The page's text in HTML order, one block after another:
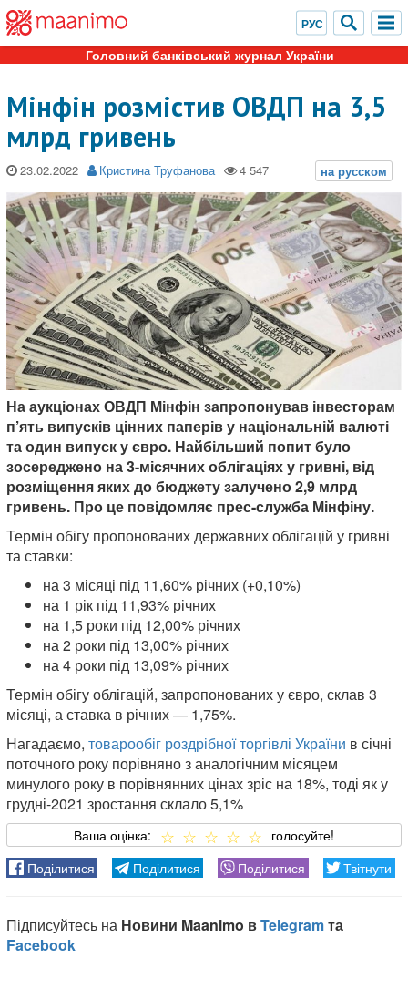
Головний банківський журнал України
Мінфін розмістив ОВДП на 3,5
млрд гривень
23.02.2022 Кристина Труфанова
На аукціонах ОВДП Мінфін запропонував інвесторам
п’ять випусків цінних паперів у національній валюті
та один випуск у євро. Найбільший попит було
зосереджено на 3-місячних облігаціях у гривні, від
розміщення яких до бюджету залучено 2,9 млрд
гривень. Про це повідомляє прес-служба Мінфіну.
Термін обігу пропонованих державних облігацій у гривні
та ставки:
на 3 місяці під 11,60% річних (+0,10%)
на 1 рік під 11,93% річних
на 1,5 роки під 12,00% річних
на 2 роки під 13,00% річних
на 4 роки під 13,09% річних
Термін обігу облігацій, запропонованих у євро, склав 3
місяці, а ставка в річних — 1,75%.
Нагадаємо, товарообіг роздрібної торгівлі України в січні
поточного року порівняно з аналогічним місяцем
минулого року в порівнянних цінах зріс на 18%, тоді як у
грудні-2021 зростання склало 5,1%